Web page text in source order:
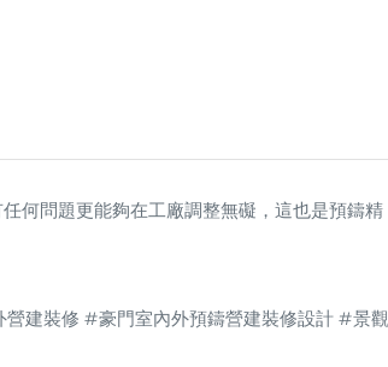
何問題更能夠在工廠調整無礙，這也是預鑄精
建裝修 #豪門室內外預鑄營建裝修設計 #景觀